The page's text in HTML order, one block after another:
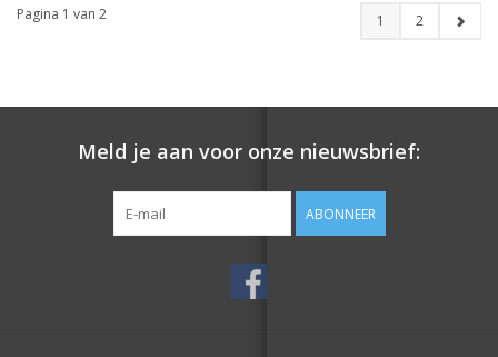
Pagina 1 van 2 1 2
Meld je aan voor onze nieuwsbrief:
ABONNEER